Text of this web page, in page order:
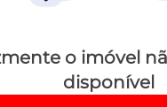
o imóvel
disponível